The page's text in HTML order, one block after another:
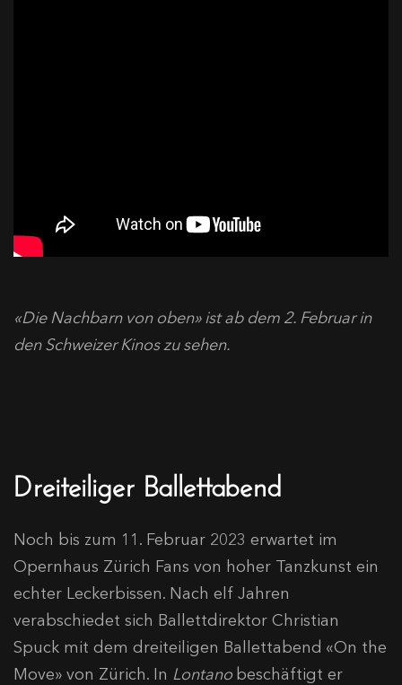
«Die Nachbarn von oben» ist ab dem 2. Februar in
den Schweizer Kinos zu sehen.
Dreiteiliger Ballettabend
Noch bis zum 11. Februar 2023 erwartet im
Opernhaus Zürich Fans von hoher Tanzkunst ein
echter Leckerbissen. Nach elf Jahren
verabschiedet sich Ballettdirektor Christian
Spuck mit dem dreiteiligen Ballettabend «On the
Move» von Zürich. In Lontano beschäftigt er